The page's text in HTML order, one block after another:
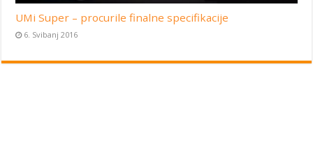
UMi Super – procurile finalne specifikacije
6. Svibanj 2016